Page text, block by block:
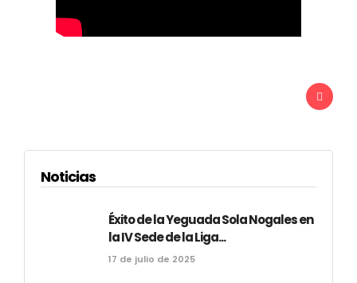
Noticias
Éxito de la Yeguada Sola Nogales en
la IV Sede de la Liga...
17 de julio de 2025